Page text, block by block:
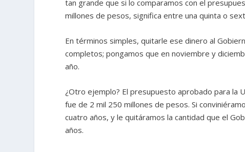
tan grande que si lo comparamos con el
millones de pesos, significa entre una quinta o
En términos simples, quitarle ese dinero al
completos; pongamos que en noviembre y
año.
¿Otro ejemplo? El presupuesto aprobado para la
fue de 2 mil 250 millones de pesos. Si
cuatro años, y le quitáramos la cantidad que el
años.